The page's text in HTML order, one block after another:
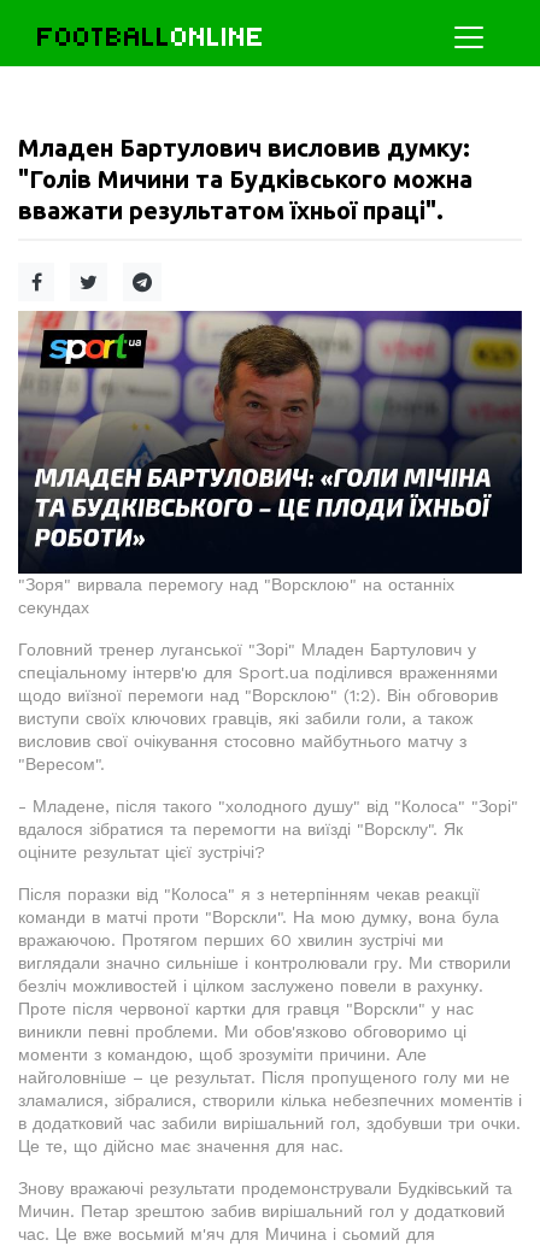
FOOTBALLONLINE
Младен Бартулович висловив думку:
"Голів Мичини та Будківського можна
вважати результатом їхньої праці".
"Зоря" вирвала перемогу над "Ворсклою" на останніх
секундах
Головний тренер луганської "Зорі" Младен Бартулович у
спеціальному інтерв'ю для Sport.ua поділився враженнями
щодо виїзної перемоги над "Ворсклою" (1:2). Він обговорив
виступи своїх ключових гравців, які забили голи, а також
висловив свої очікування стосовно майбутнього матчу з
"Вересом".
- Младене, після такого "холодного душу" від "Колоса" "Зорі"
вдалося зібратися та перемогти на виїзді "Ворсклу". Як
оціните результат цієї зустрічі?
Після поразки від "Колоса" я з нетерпінням чекав реакції
команди в матчі проти "Ворскли". На мою думку, вона була
вражаючою. Протягом перших 60 хвилин зустрічі ми
виглядали значно сильніше і контролювали гру. Ми створили
безліч можливостей і цілком заслужено повели в рахунку.
Проте після червоної картки для гравця "Ворскли" у нас
виникли певні проблеми. Ми обов'язково обговоримо ці
моменти з командою, щоб зрозуміти причини. Але
найголовніше – це результат. Після пропущеного голу ми не
зламалися, зібралися, створили кілька небезпечних моментів і
в додатковий час забили вирішальний гол, здобувши три очки.
Це те, що дійсно має значення для нас.
Знову вражаючі результати продемонстрували Будківський та
Мичин. Петар зрештою забив вирішальний гол у додатковий
час. Це вже восьмий м'яч для Мичина і сьомий для